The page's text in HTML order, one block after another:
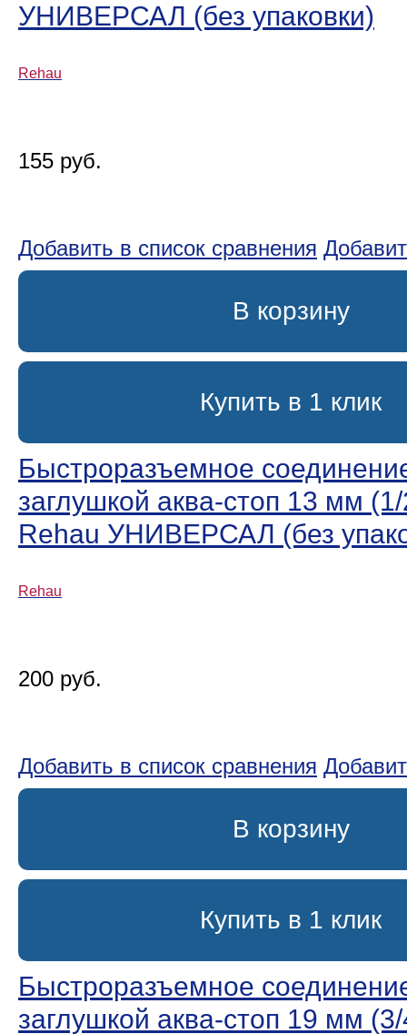
УНИВЕРСАЛ (без упаковки)
Rehau
155 руб.
Добавить в список сравнения
В корзину
Купить в 1 клик
Быстроразъемное
заглушкой аква-стоп 13 мм (1/
Rehau УНИВЕРСАЛ (без
Rehau
200 руб.
Добавить в список сравнения
В корзину
Купить в 1 клик
Быстроразъемное
заглушкой аква-стоп 19 мм (3/